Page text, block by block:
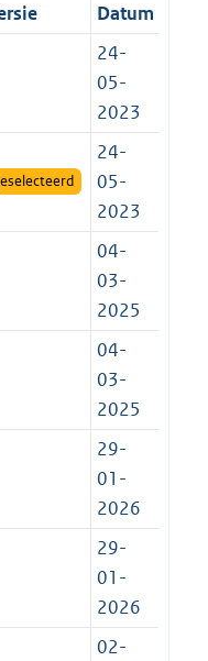
Datum
24-
05-
2023
24-
05-
2023
04-
03-
2025
04-
03-
2025
29-
01-
2026
29-
01-
2026
02-